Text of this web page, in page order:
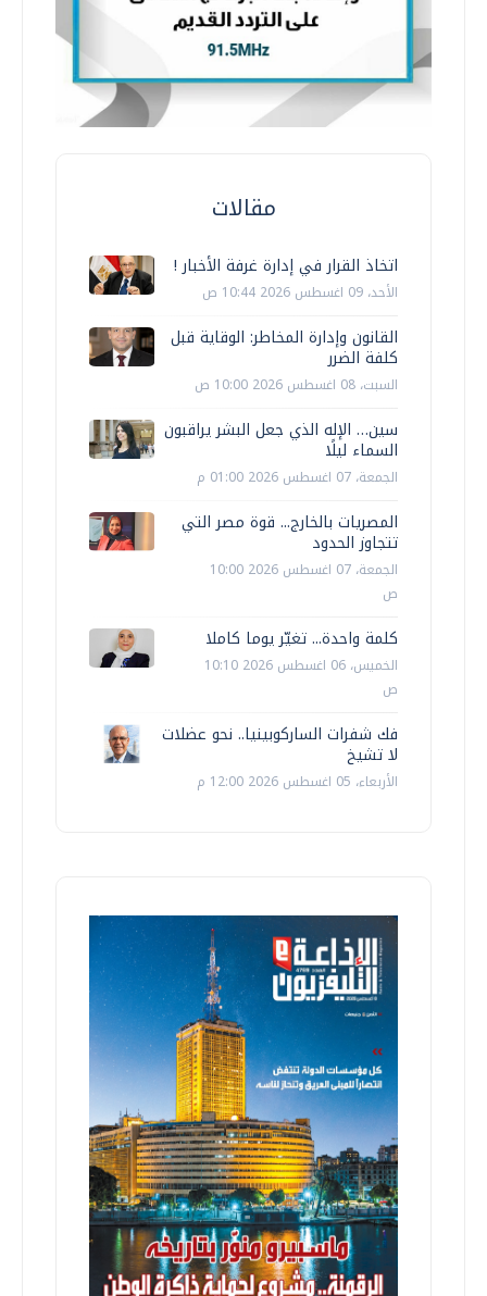
مقالات
اتخاذ القرار في إدارة غرفة الأخبار !
الأحد، 09 اغسطس 2026 10:44 ص
القانون وإدارة المخاطر: الوقاية قبل
كلفة الضرر
السبت، 08 اغسطس 2026 10:00 ص
سين… الإله الذي جعل البشر يراقبون
السماء ليلًا
الجمعة، 07 اغسطس 2026 01:00 م
المصريات بالخارج... قوة مصر التي
تتجاوز الحدود
الجمعة، 07 اغسطس 2026 10:00
ص
كلمة واحدة... تغيّر يوما كاملا
الخميس، 06 اغسطس 2026 10:10
ص
فك شفرات الساركوبينيا.. نحو عضلات
لا تشيخ
الأربعاء، 05 اغسطس 2026 12:00 م